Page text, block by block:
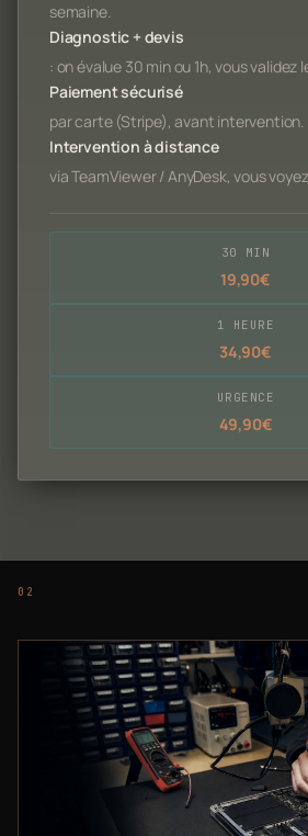
semaine.
Diagnostic + devis
: on évalue 30 min ou 1h, vous validez
Paiement sécurisé
par carte (Stripe), avant intervention.
Intervention à distance
via TeamViewer / AnyDesk, vous
30 MIN
19,90€
1 HEURE
34,90€
URGENCE
49,90€